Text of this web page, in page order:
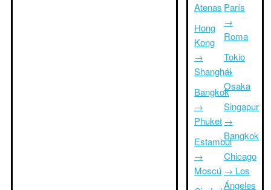
Atenas
Hong
Kong
→
Shanghái
Bangkok
→
Phuket
Estambul
→
Moscú
París
→
Roma
Tokio
→
Osaka
Singapur
→
Bangkok
Chicago
→ Los
Ángeles